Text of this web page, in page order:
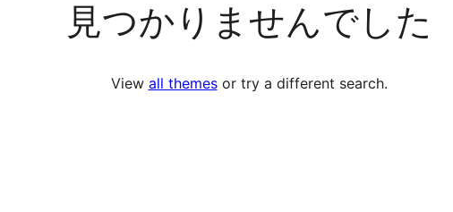
見つかりませんでした
View all themesor try a different search.